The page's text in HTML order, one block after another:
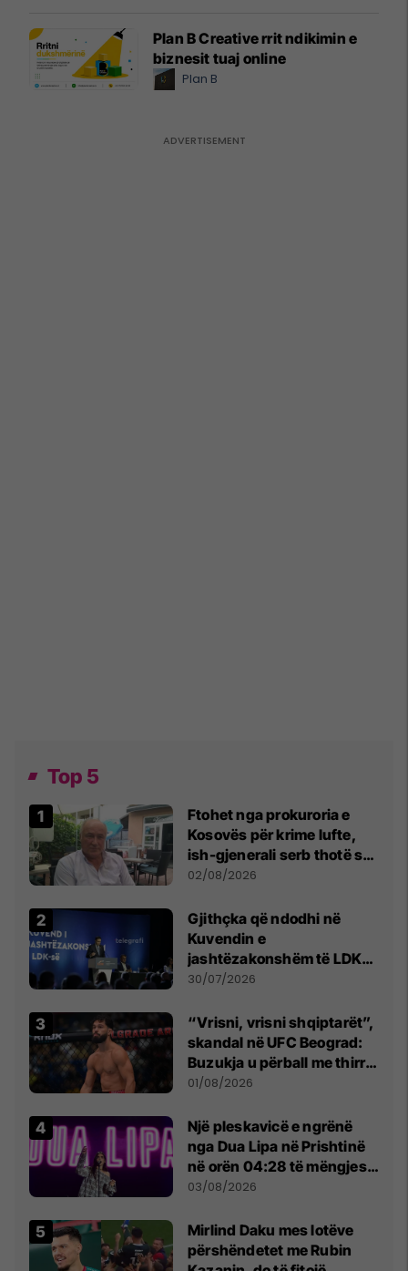
Plan B Creative rrit ndikimin e
biznesit tuaj online
Plan B
Top 5
Ftohet nga prokuroria e
Kosovës për krime lufte,
ish-gjenerali serb thotë se
dikush e tradhtoi në
02/08/2026
Gjithçka që ndodhi në
Kuvendin e
jashtëzakonshëm të LDK-
së
30/07/2026
“Vrisni, vrisni shqiptarët”,
skandal në UFC Beograd:
Buzukja u përball me thirrje
anti-shqiptare nga
01/08/2026
Një pleskavicë e ngrënë
nga Dua Lipa në Prishtinë
në orën 04:28 të mëngjesit
- dhe bota digjitale serbe
03/08/2026
Mirlind Daku mes lotëve
përshëndetet me Rubin